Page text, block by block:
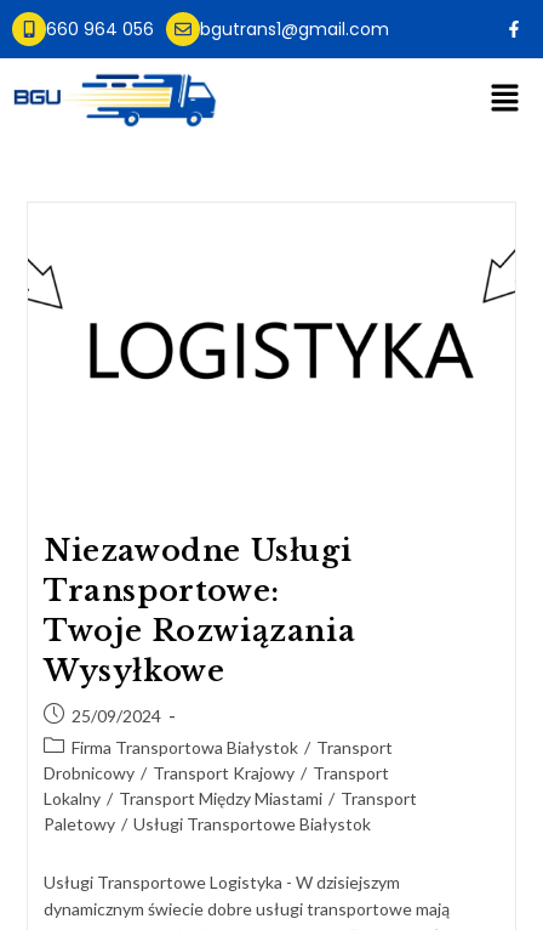
660 964 056 bgutrans1@gmail.com
Niezawodne Usługi
Transportowe:
Twoje Rozwiązania
Wysyłkowe
25/09/2024
Firma Transportowa Białystok / Transport
Drobnicowy / Transport Krajowy / Transport
Lokalny / Transport Między Miastami / Transport
Paletowy / Usługi Transportowe Białystok
Usługi Transportowe Logistyka - W dzisiejszym
dynamicznym świecie dobre usługi transportowe mają